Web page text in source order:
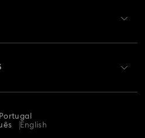
Portugal
English